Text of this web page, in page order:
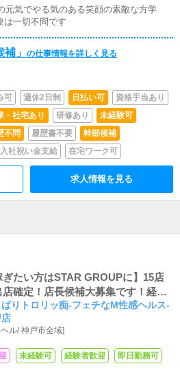
。即決、即行動が貴方の人生を大きく変え
夢を応援します!!まずはお気軽にご連絡く
元気でやる気のある笑顔の素敵な方学
は一切不問です
」 の仕事情報を詳しく見る
可 週休2日制 日払い可
資格手当あり
・社宅あり 研修あり
未経験可
不問 履歴書不要
幹部候補
入社祝い金支給 在宅ワーク可
求人情報を見る
ぎたい方はSTAR GROUPに】15店
店確定！店長候補大募集です！経験
り店長スタートも、未経験でも3ヶ月
に昇格可能です！
ばりトロリッ痴-フェチなM性感ヘルス-
ル/神戸市全域]
未経験可 経験者歓迎 即日勤務可